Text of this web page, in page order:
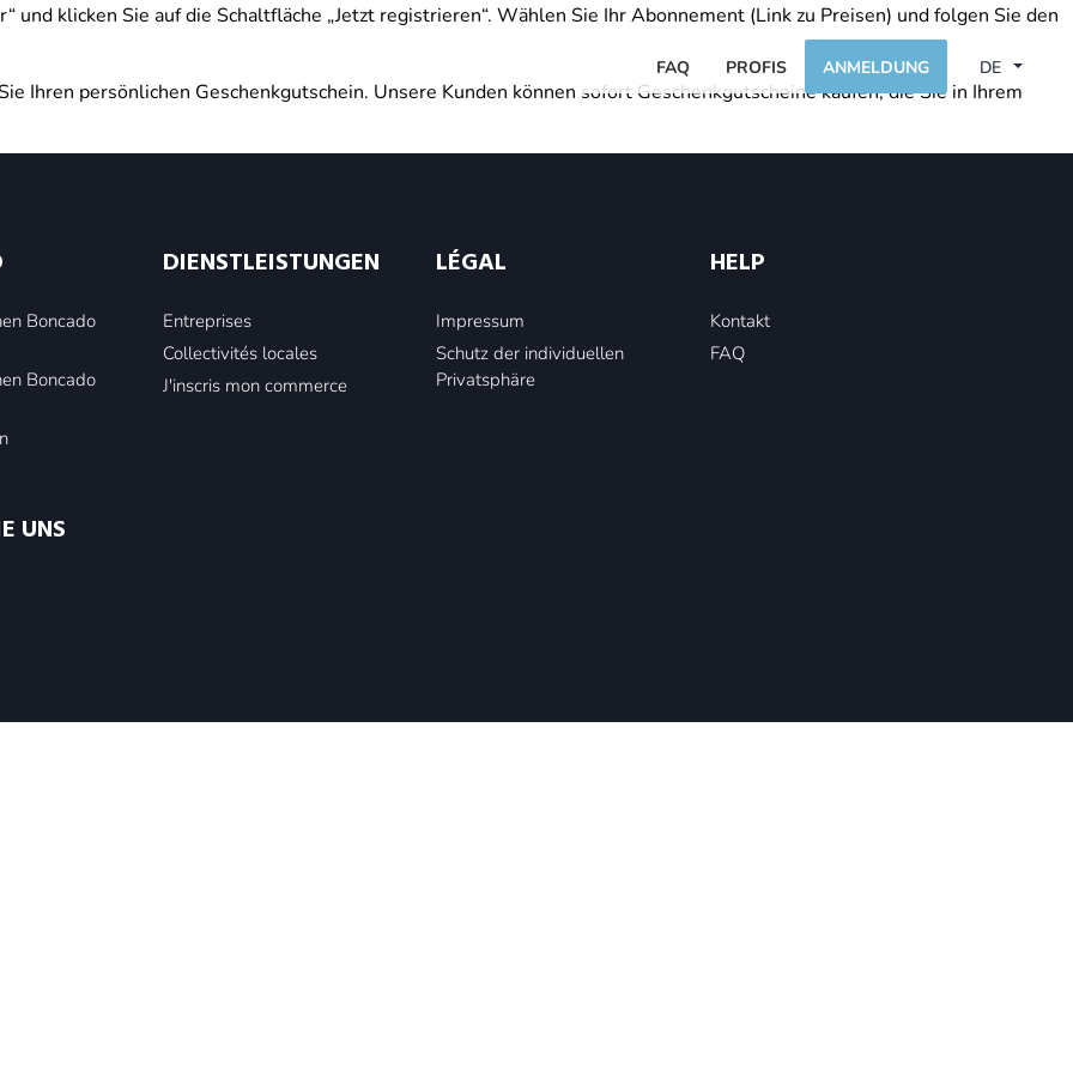
DE
FAQ PROFIS ANMELDUNG
und klicken Sie auf die Schaltfläche „Jetzt registrieren“. Wählen Sie Ihr Abonnement (Link zu Preisen) und folgen Sie den
Ihren persönlichen Geschenkgutschein. Unsere Kunden können sofort Geschenkgutscheine kaufen, die Sie in Ihrem
Boncado
Boncado
DIENSTLEISTUNGEN
Entreprises
Collectivités locales
J'inscris mon commerce
LÉGAL
Impressum
Schutz der individuellen
Privatsphäre
HELP
Kontakt
FAQ
UNS